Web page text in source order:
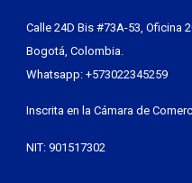
Calle 24D Bis #73A-53, Oficina
Bogotá, Colombia.
Whatsapp: +573022345259
Inscrita en la Cámara de
NIT: 901517302